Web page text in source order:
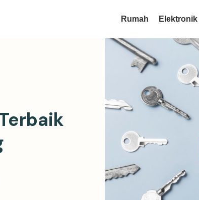
Rumah Elektronik